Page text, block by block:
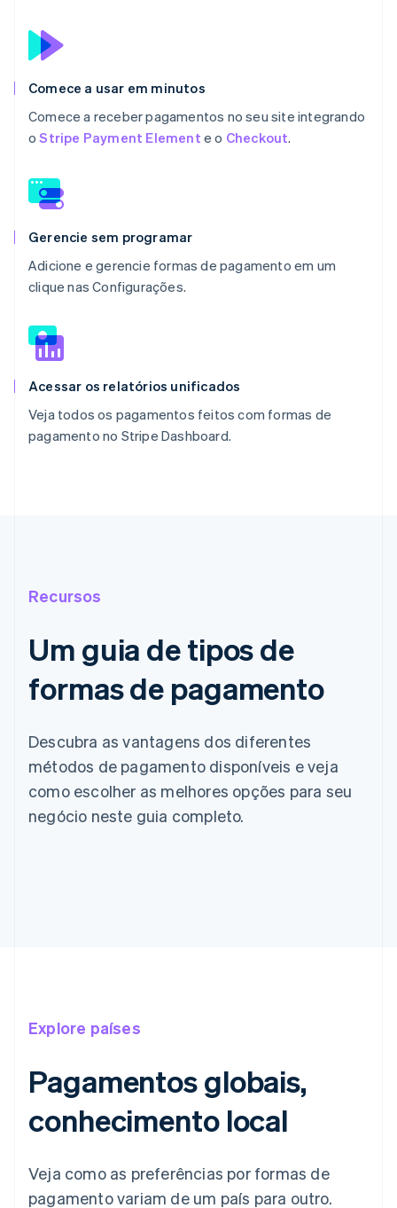
Comece a usar em minutos
Comece a receber pagamentos no seu site integrando
oStripe Payment Element e o Checkout.
Gerencie sem programar
Adicione e gerencie formas de pagamento em um
clique nas Configurações.
Acessar os relatórios unificados
Veja todos os pagamentos feitos com formas de
pagamento no Stripe Dashboard.
Recursos
Um guia de tipos de
formas de pagamento
Descubra as vantagens dos diferentes
métodos de pagamento disponíveis e veja
como escolher as melhores opções para seu
negócio neste guia completo.
Explore países
Pagamentos globais,
conhecimento local
Veja como as preferências por formas de
pagamento variam de um país para outro.